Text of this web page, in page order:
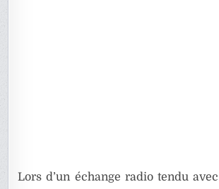
Lors d’un échange radio tendu